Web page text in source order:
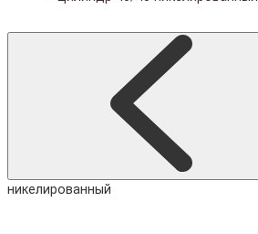
никелированный